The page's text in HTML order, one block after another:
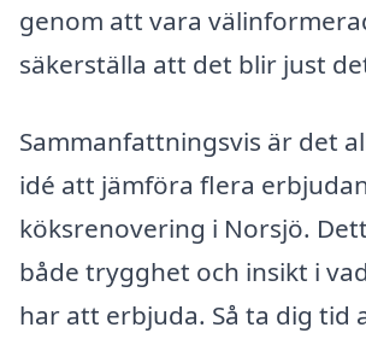
genom att vara
säkerställa att det blir just
Sammanfattningsvis är det
idé att jämföra flera
köksrenovering i Norsjö.
både trygghet och insikt i
har att erbjuda. Så ta dig tid